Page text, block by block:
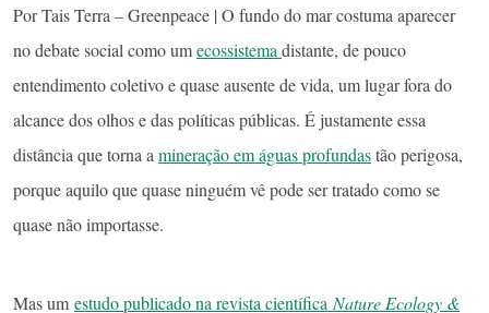
Por Tais Terra – Greenpeace | O fundo do mar costuma aparecer
no debate social como umecossistemadistante, de pouco
entendimento coletivo e quase ausente de vida, um lugar fora do
alcance dos olhos e das políticas públicas. É justamente essa
distância que torna amineração em águas profundastão perigosa,
porque aquilo que quase ninguém vê pode ser tratado como se
quase não importasse.
Mas um estudo publicado na revista científicaNature Ecology &